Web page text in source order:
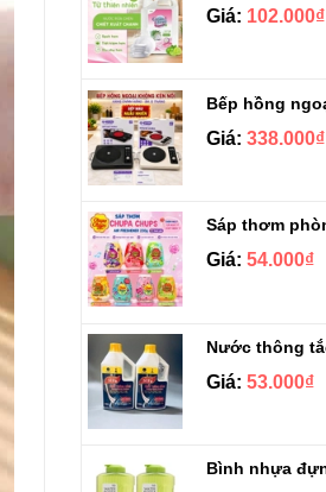
Giá: 102.000₫
Giá: 338.000₫
Giá: 54.000₫
Giá: 53.000₫